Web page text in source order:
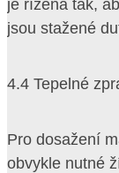
je řízena tak,
jsou stažené
4.4 Tepelné
Pro dosažení
obvykle nutné